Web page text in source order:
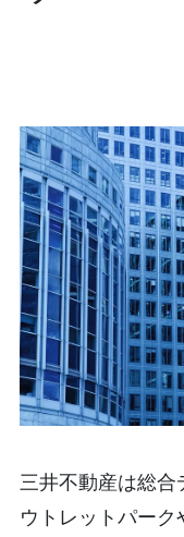
三井不動産は総
ウトレットパー